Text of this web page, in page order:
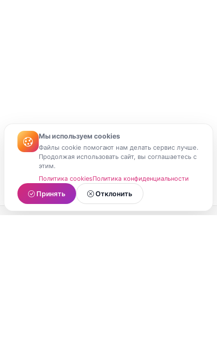
Мы используем cookies
Файлы cookie помогают нам делать сервис лучше.
Продолжая использовать сайт, вы соглашаетесь с
этим.
Политика cookiesПолитика конфиденциальности
Принять Отклонить